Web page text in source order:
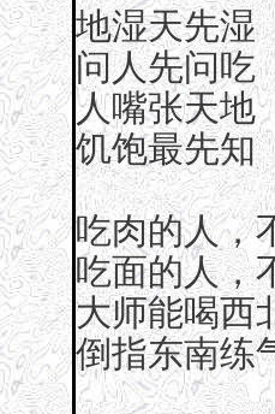
地湿天先湿
问人先问吃
人嘴张天地
饥饱最先知
吃肉的人，
吃面的人，
大师能喝西
倒指东南练